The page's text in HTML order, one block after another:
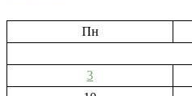
Пн
3